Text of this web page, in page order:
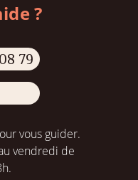
?
79
vous guider.
vendredi de